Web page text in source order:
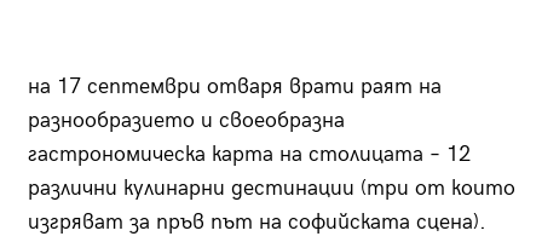
на 17 септември отваря врати раят на
разнообразието и своеобразна
гастрономическа карта на столицата – 12
различни кулинарни дестинации (три от които
изгряват за пръв път на софийската сцена).